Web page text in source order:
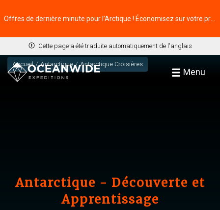
Cette page a été traduite automatiquement de l'anglais
Menu
Accueil Antarctique Antarctique Croisières
Antarctique - Découverte et
Apprentissage